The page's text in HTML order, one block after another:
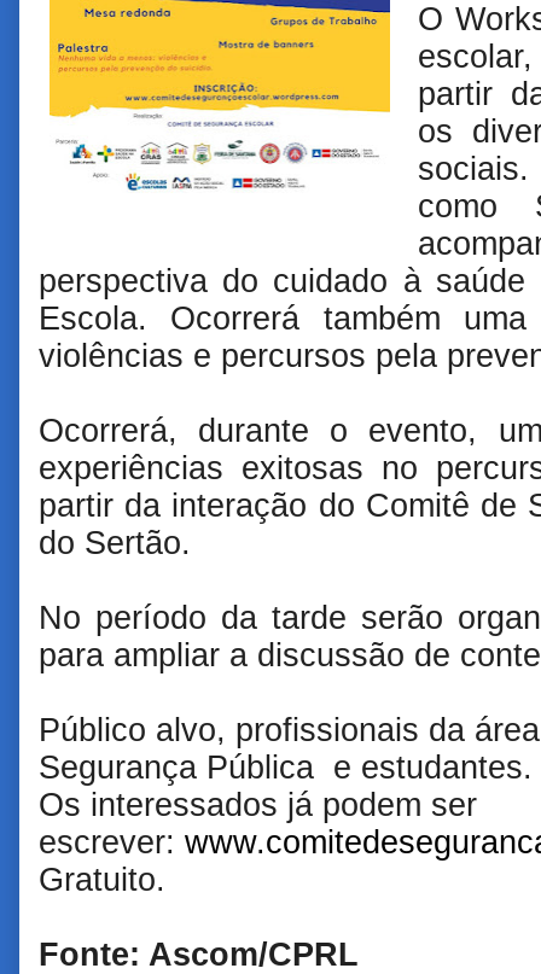
O
partir
os
como
perspectiva do cuidado à
Escola. Ocorrerá também
violências e percursos pela
Ocorrerá, durante o evento,
experiências exitosas no
partir da interação do Comitê de
do Sertão.
No período da tarde serão
para ampliar a discussão de
Público alvo, profissionais da
Segurança Pública e estudantes.
Os interessados já podem ser
escrever:
Gratuito.
Fonte: Ascom/CPRL